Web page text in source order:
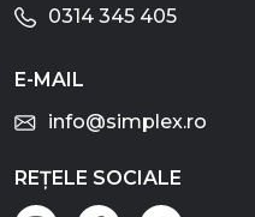
0314 345 405
E-MAIL
info@simplex.ro
REȚELE SOCIALE